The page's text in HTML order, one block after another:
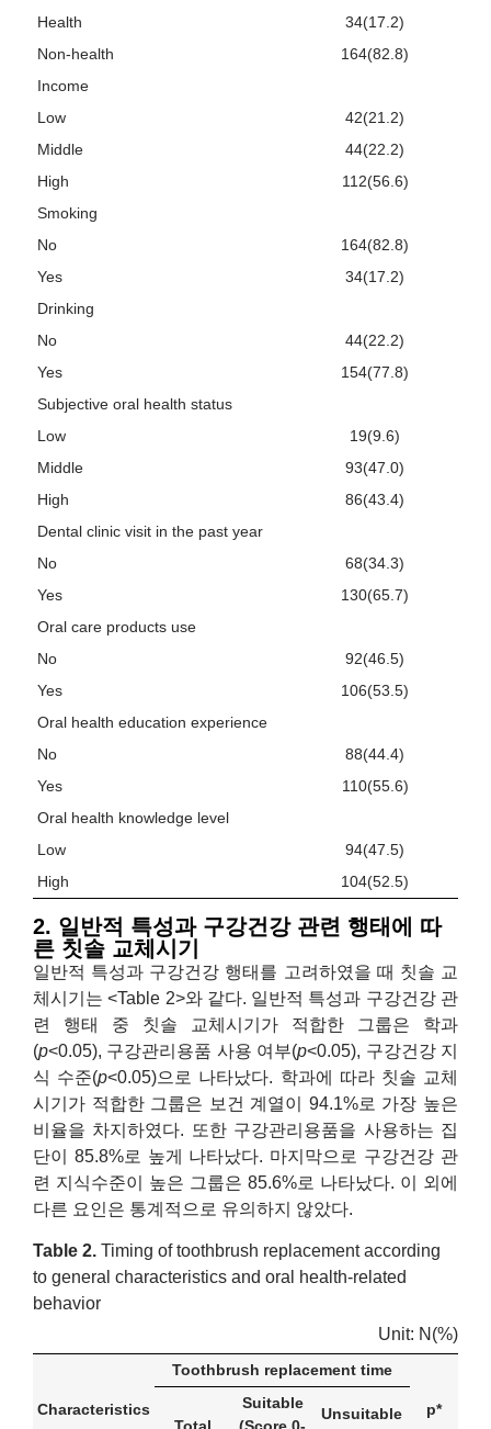
Health
34(17.2)
Non-health
164(82.8)
Income
Low
42(21.2)
Middle
44(22.2)
High
112(56.6)
Smoking
No
164(82.8)
Yes
34(17.2)
Drinking
No
44(22.2)
Yes
154(77.8)
Subjective oral health status
Low
19(9.6)
Middle
93(47.0)
High
86(43.4)
Dental clinic visit in the past year
No
68(34.3)
Yes
130(65.7)
Oral care products use
No
92(46.5)
Yes
106(53.5)
Oral health education experience
No
88(44.4)
Yes
110(55.6)
Oral health knowledge level
Low
94(47.5)
High
104(52.5)
2. 일반적 특성과 구강건강 관련 행태에 따
른 칫솔 교체시기
일반적 특성과 구강건강 행태를 고려하였을 때 칫솔 교
체시기는 <Table 2>와 같다. 일반적 특성과 구강건강 관
련 행태 중 칫솔 교체시기가 적합한 그룹은 학과
(p<0.05), 구강관리용품 사용 여부(p<0.05), 구강건강 지
식 수준(p<0.05)으로 나타났다. 학과에 따라 칫솔 교체
시기가 적합한 그룹은 보건 계열이 94.1%로 가장 높은
비율을 차지하였다. 또한 구강관리용품을 사용하는 집
단이 85.8%로 높게 나타났다. 마지막으로 구강건강 관
련 지식수준이 높은 그룹은 85.6%로 나타났다. 이 외에
다른 요인은 통계적으로 유의하지 않았다.
Table 2. Timing of toothbrush replacement according
to general characteristics and oral health-related
behavior
Unit: N(%)
Characteristics
Toothbrush replacement time
p*
Total
Suitable
(Score 0-
Unsuitable